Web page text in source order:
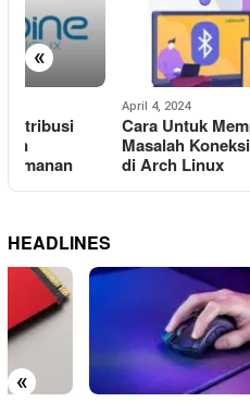
«
Cara Untuk Memperbaiki
Masalah Koneksi Bluetooth
di Arch Linux
HEADLINES
«